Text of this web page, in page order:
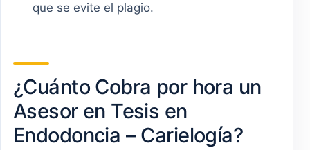
que se evite el plagio.
¿Cuánto Cobra por hora un
Asesor en Tesis en
Endodoncia – Carielogía?